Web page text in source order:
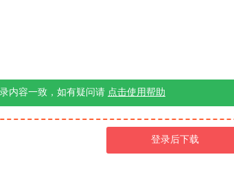
内容一致，如有疑问请 点击使用帮助
登录后下载